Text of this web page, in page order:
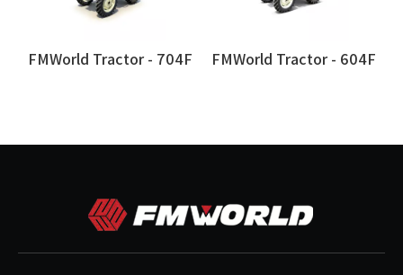
FMWorld Tractor - 704F FMWorld Tractor - 604F